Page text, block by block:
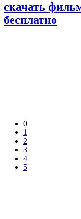
скачать
бесплатно
0
1
2
3
4
5